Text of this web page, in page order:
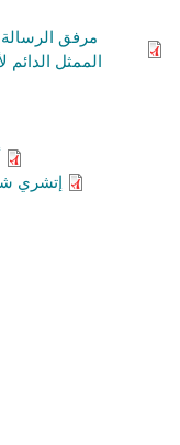
الممثل الدائم
إتشري